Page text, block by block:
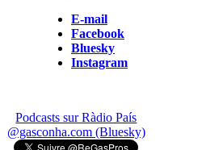
E-mail
Facebook
Bluesky
Instagram
Podcasts sur Ràdio País
@gasconha.com (Bluesky)